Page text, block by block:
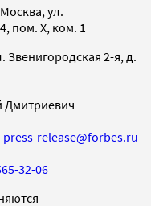
ул.
пом. X, ком. 1
Звенигородская 2-я, д.
Дмитриевич
press-release@forbes.ru
32-06